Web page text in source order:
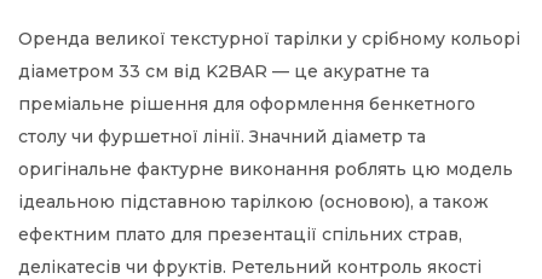
Оренда великої текстурної тарілки у срібному кольорі
діаметром 33 см від K2BAR — це акуратне та
преміальне рішення для оформлення бенкетного
столу чи фуршетної лінії. Значний діаметр та
оригінальне фактурне виконання роблять цю модель
ідеальною підставною тарілкою (основою), а також
ефектним плато для презентації спільних страв,
делікатесів чи фруктів. Ретельний контроль якості